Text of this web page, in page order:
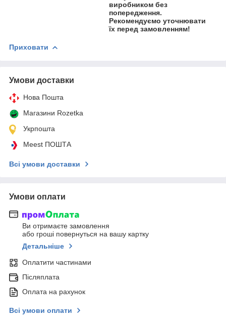
виробником без
попередження.
Рекомендуємо уточнювати
їх перед замовленням!
Приховати
Умови доставки
Нова Пошта
Магазини Rozetka
Укрпошта
Meest ПОШТА
Всі умови доставки
Умови оплати
Ви отримаєте замовлення
або гроші повернуться на вашу картку
Детальніше
Оплатити частинами
Післяплата
Оплата на рахунок
Всі умови оплати